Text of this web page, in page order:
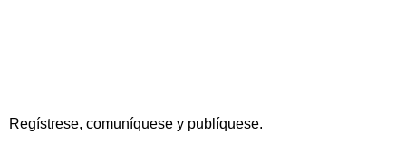
Regístrese, comuníquese y publíquese.